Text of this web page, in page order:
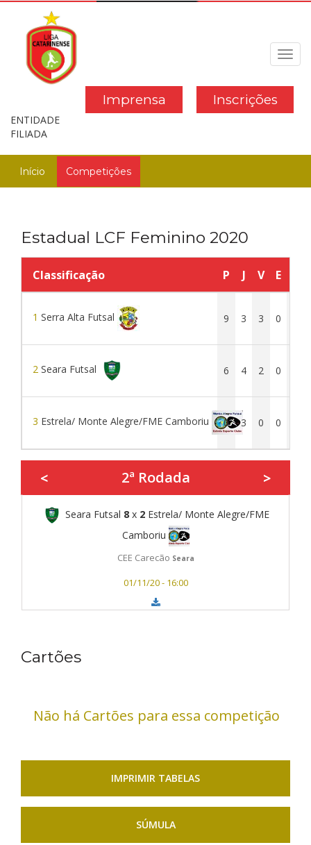
Inscrições
Imprensa
ENTIDADE
FILIADA
Início Competições
Estadual LCF Feminino 2020
Classificação P J V E
1 Serra Alta Futsal 9 3 3 0
2 Seara Futsal 6 4 2 0
3 Estrela/ Monte Alegre/FME Camboriu 0 3 0 0
< 2ª Rodada >
Seara Futsal 8 x 2 Estrela/ Monte Alegre/FME
Camboriu
CEE Carecão Seara
01/11/20 - 16:00
Cartões
Não há Cartões para essa competição
IMPRIMIR TABELAS
SÚMULA